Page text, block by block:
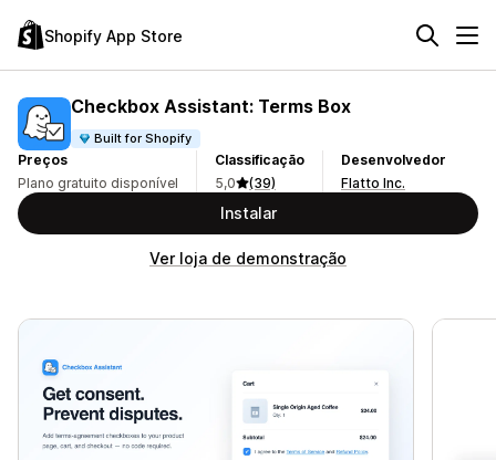
Shopify App Store
Checkbox Assistant: Terms Box
Built for Shopify
Preços
Plano gratuito disponível
Classificação
5,0
(39)
Desenvolvedor
Flatto Inc.
Instalar
Ver loja de demonstração